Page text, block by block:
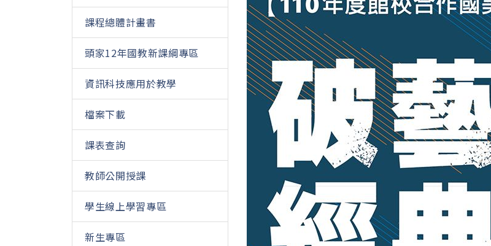
課程總體計畫書
頭家12年國教新課綱專區
資訊科技應用於教學
檔案下載
課表查詢
教師公開授課
學生線上學習專區
新生專區